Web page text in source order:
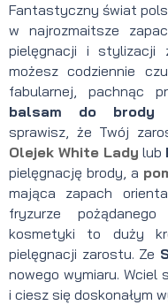
Fantastyczny świat
w najrozmaitsze
pielęgnacji i stylizacji
możesz codziennie
fabularnej, pachnąc
balsam do brody
sprawisz, że Twój
Olejek White Lady lub
pielęgnację brody, a
mająca zapach
fryzurze
kosmetyki to duży
pielęgnacji zarostu. Ze
nowego wymiaru. Wciel
i ciesz się doskonałym